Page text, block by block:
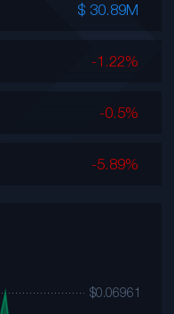
$ 30.89M
-1.22%
-0.5%
-5.89%